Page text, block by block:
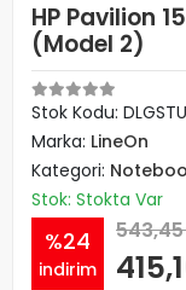
HP Pavilion
(Model 2)
Stok Kodu:
Marka: LineOn
Kategori:
Stok: Stokta Var
%24
indirim
543,45